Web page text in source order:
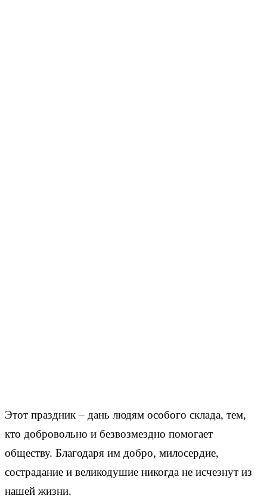
Этот праздник – дань людям особого склада, тем,
кто добровольно и безвозмездно помогает
обществу. Благодаря им добро, милосердие,
сострадание и великодушие никогда не исчезнут из
нашей жизни.